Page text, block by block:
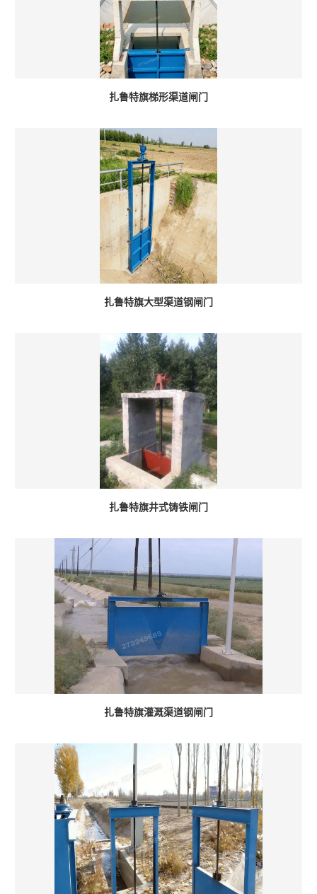
扎鲁特旗梯形渠道闸门
扎鲁特旗大型渠道钢闸门
扎鲁特旗井式铸铁闸门
扎鲁特旗灌溉渠道钢闸门